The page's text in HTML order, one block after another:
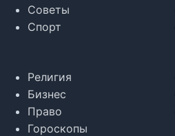
Советы
Спорт
Религия
Бизнес
Право
Гороскопы